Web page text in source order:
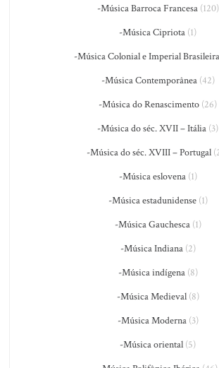
-Música Barroca Francesa(120)
-Música Cipriota (1)
-Música Colonial e Imperial Brasileira
-Música Contemporânea(42)
-Música do Renascimento (26)
-Música do séc. XVII – Itália (3)
-Música do séc. XVIII – Portugal
-Música eslovena(1)
-Música estadunidense(1)
-Música Gauchesca(1)
-Música Indiana(2)
-Música indígena(8)
-Música Medieval(8)
-Música Moderna(3)
-Música oriental (5)